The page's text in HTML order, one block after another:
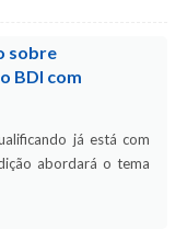
sobre
BDI com
já está com
abordará o tema